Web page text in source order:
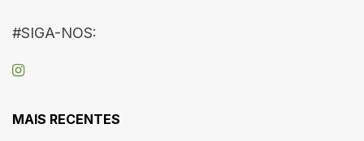
#SIGA-NOS:
MAIS RECENTES